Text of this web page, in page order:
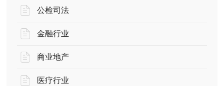
公检司法
金融行业
商业地产
医疗行业